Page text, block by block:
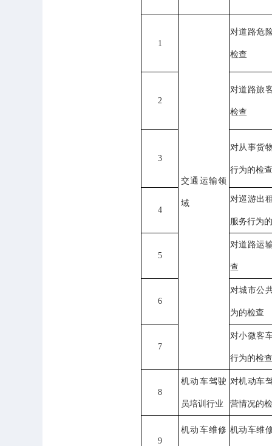
1
交通运输领
域
对道路危
检查
2
对道路旅
检查
3
对从事货
行为的检查
4
对巡游出
服务行为
5
对道路运
查
6
对城市公
为的检查
7
对小微客
行为的检查
8
机动车驾驶
员培训行业
对机动车
营情况的
9
机动车维修 机动车维